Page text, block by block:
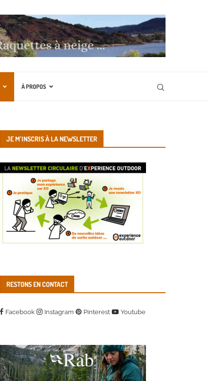
À PROPOS
JE M’INSCRIS À LA NEWSLETTER
RESTONS EN CONTACT
Facebook Instagram Pinterest Youtube